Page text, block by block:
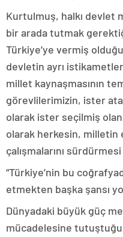
Kurtulmuş, halkı devlet
bir arada tutmak
Türkiye’ye vermiş
devletin ayrı
millet kaynaşmasının
görevlilerimizin, ister
olarak ister seçilmiş
olarak herkesin, milletin
çalışmalarını
“Türkiye’nin bu
etmekten başka şansı
Dünyadaki büyük güç
mücadelesine